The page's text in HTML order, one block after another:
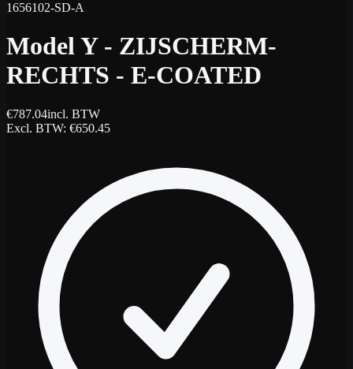
1656102-SD-A
Model Y - ZIJSCHERM-
RECHTS - E-COATED
€787.04incl. BTW
Excl. BTW: €650.45